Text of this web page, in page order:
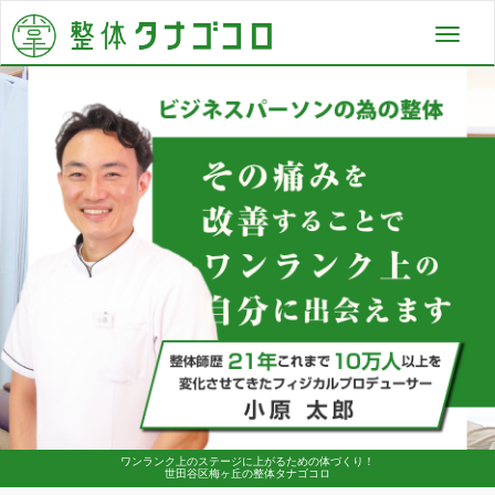
ワンランク上のステージに上がるための体づくり！
世田谷区梅ヶ丘の整体タナゴコロ